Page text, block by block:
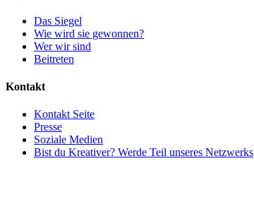
Das Siegel
Wie wird sie gewonnen?
Wer wir sind
Beitreten
Kontakt
Kontakt Seite
Presse
Soziale Medien
Bist du Kreativer? Werde Teil unseres Netzwerks